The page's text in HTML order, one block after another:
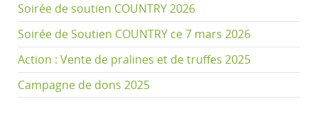
Soirée de soutien COUNTRY 2026
Soirée de Soutien COUNTRY ce 7 mars 2026
Action : Vente de pralines et de truffes 2025
Campagne de dons 2025